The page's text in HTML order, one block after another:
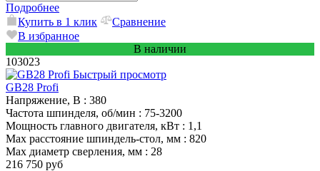
Подробнее
Купить в 1 клик
Сравнение
В избранное
В наличии
103023
Быстрый просмотр
GB28 Profi
Напряжение, В : 380
Частота шпинделя, об/мин : 75-3200
Мощность главного двигателя, кВт : 1,1
Max расстояние шпиндель-стол, мм : 820
Max диаметр сверления, мм : 28
216 750 руб